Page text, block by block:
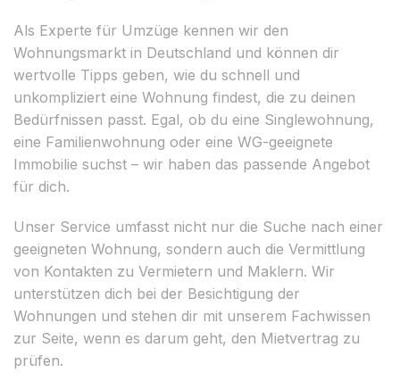
Als Experte für Umzüge kennen wir den
Wohnungsmarkt in Deutschland und können dir
wertvolle Tipps geben, wie du schnell und
unkompliziert eine Wohnung findest, die zu deinen
Bedürfnissen passt. Egal, ob du eine Singlewohnung,
eine Familienwohnung oder eine WG-geeignete
Immobilie suchst – wir haben das passende Angebot
für dich.
Unser Service umfasst nicht nur die Suche nach einer
geeigneten Wohnung, sondern auch die Vermittlung
von Kontakten zu Vermietern und Maklern. Wir
unterstützen dich bei der Besichtigung der
Wohnungen und stehen dir mit unserem Fachwissen
zur Seite, wenn es darum geht, den Mietvertrag zu
prüfen.